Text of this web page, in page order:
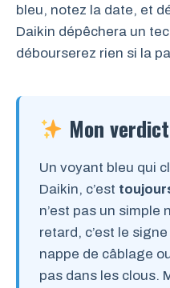
bleu, notez la date, et
Daikin dépêchera un
débourserez rien si la
Mon verdict
Un voyant bleu qui
Daikin, c’est
n’est pas un simple
retard, c’est le
nappe de câblage
pas dans les clous.